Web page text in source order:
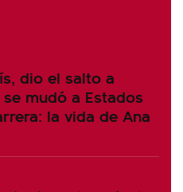
dio el salto a
mudó a Estados
la vida de Ana